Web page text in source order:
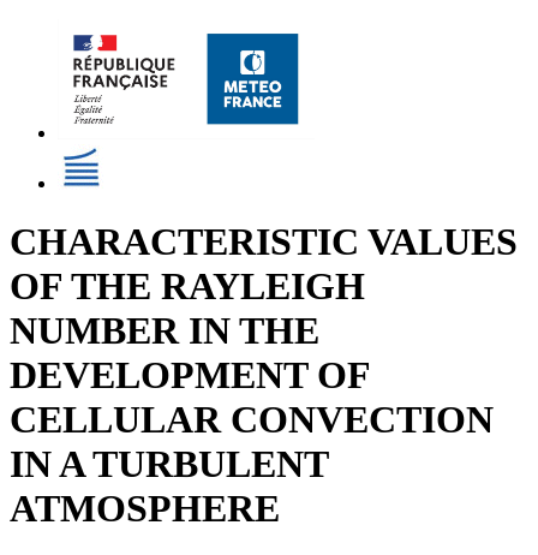
CHARACTERISTIC VALUES
OF THE RAYLEIGH
NUMBER IN THE
DEVELOPMENT OF
CELLULAR CONVECTION
IN A TURBULENT
ATMOSPHERE